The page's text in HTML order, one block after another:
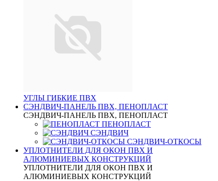
УГЛЫ ГИБКИЕ ПВХ
СЭНДВИЧ-ПАНЕЛЬ ПВХ, ПЕНОПЛАСТ
СЭНДВИЧ-ПАНЕЛЬ ПВХ, ПЕНОПЛАСТ
ПЕНОПЛАСТ
СЭНДВИЧ
СЭНДВИЧ-ОТКОСЫ
УПЛОТНИТЕЛИ ДЛЯ ОКОН ПВХ И
АЛЮМИНИЕВЫХ КОНСТРУКЦИЙ
УПЛОТНИТЕЛИ ДЛЯ ОКОН ПВХ И
АЛЮМИНИЕВЫХ КОНСТРУКЦИЙ